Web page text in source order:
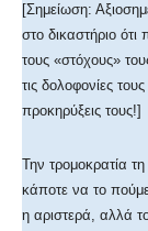
[Σημείωση:
στο δικαστήριο
τους «στόχους»
τις δολοφονίες
προκηρύξεις τους!]
Την τρομοκρατία
κάποτε να το
η αριστερά, αλλά